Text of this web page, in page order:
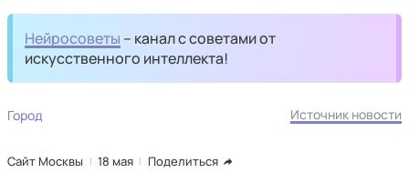
Нейросоветы – канал с советами от
искусственного интеллекта!
Город Источник новости
Сайт Москвы 18 мая Поделиться